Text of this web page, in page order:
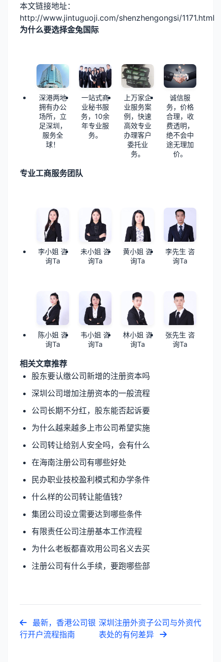
本文链接地址：
http://www.jintuguoji.com/shenzhengongsi/1171.html
为什么要选择金兔国际
深港两地
拥有办公
场所，立
足深圳，
服务全
球！
一站式商
业秘书服
务，10余
年专业服
务。
上万家企
业服务案
例，快速
高效专业
办理客户
委托业
务。
诚信服
务，价格
合理，收
费透明，
绝不会中
途无理加
价。
专业工商服务团队
李小姐 咨
询Ta
未小姐 咨
询Ta
黄小姐 咨
询Ta
李先生 咨
询Ta
陈小姐 咨
询Ta
韦小姐 咨
询Ta
林小姐 咨
询Ta
张先生 咨
询Ta
相关文章推荐
股东要认缴公司新增的注册资本吗
深圳公司增加注册资本的一般流程
公司长期不分红，股东能否起诉要
为什么越来越多上市公司希望实施
公司转让给别人安全吗，会有什么
在海南注册公司有哪些好处
民办职业技校盈利模式和办学条件
什么样的公司转让能值钱?
集团公司设立需要达到哪些条件
有限责任公司注册基本工作流程
为什么老板都喜欢用公司名义去买
注册公司有什么手续，要跑哪些部
最新，香港公司银
行开户流程指南
深圳注册外资子公司与外资代
表处的有何差异